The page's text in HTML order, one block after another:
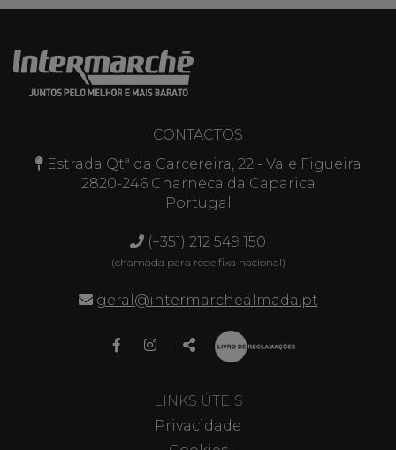
CONTACTOS
Estrada Qtª da Carcereira, 22 - Vale Figueira
2820-246 Charneca da Caparica
Portugal
(+351) 212 549 150
(chamada para rede fixa nacional)
geral@intermarchealmada.pt
Link
página
Facebook
Link
para
página
de
Instagram
Partilhar
LINKS ÚTEIS
Privacidade